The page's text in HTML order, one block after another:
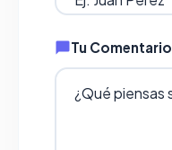
Tu Comentario